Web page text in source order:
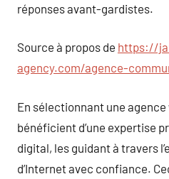
réponses avant-gardistes.
Source à propos de https://
agency.com/agence-
En sélectionnant une
bénéficient d’une expertise
digital, les guidant à travers
d’Internet avec confiance.